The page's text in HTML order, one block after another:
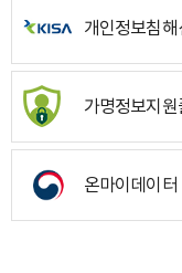
개인정보침해
가명정보지원
온마이데이터